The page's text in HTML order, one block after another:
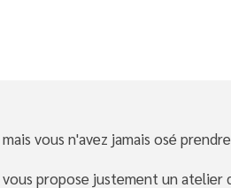
vous n'avez jamais osé
propose justement un atelier